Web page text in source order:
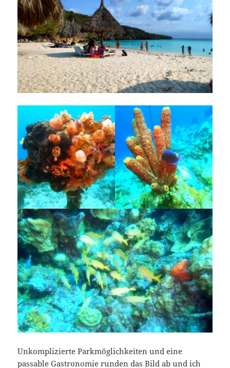
Unkomplizierte Parkmöglichkeiten und eine
passable Gastronomie runden das Bild ab und ich